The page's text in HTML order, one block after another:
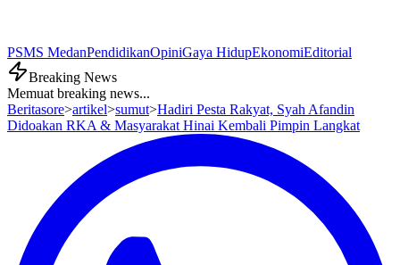
PSMS MedanPendidikanOpiniGaya HidupEkonomiEditorial
Breaking News
Memuat breaking news...
Beritasore>artikel>sumut>Hadiri Pesta Rakyat, Syah Afandin
Didoakan RKA & Masyarakat Hinai Kembali Pimpin Langkat